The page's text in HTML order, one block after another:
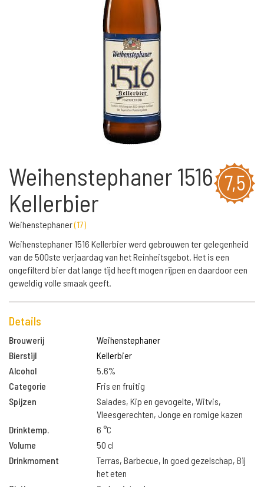
7,5
Weihenstephaner 1516
Kellerbier
Weihenstephaner(17)
Weihenstephaner 1516 Kellerbier werd gebrouwen ter gelegenheid
van de 500ste verjaardag van het Reinheitsgebot. Het is een
ongefilterd bier dat lange tijd heeft mogen rijpen en daardoor een
geweldig volle smaak geeft.
Details
Brouwerij
Weihenstephaner
Bierstijl
Kellerbier
Alcohol
5.6%
Categorie
Fris en fruitig
Spijzen
Salades, Kip en gevogelte, Witvis,
Vleesgerechten, Jonge en romige kazen
Drinktemp.
6 °C
Volume
50 cl
Drinkmoment
Terras, Barbecue, In goed gezelschap, Bij
het eten